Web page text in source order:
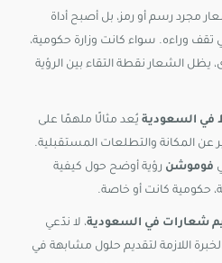
مجرد رسم أو رمز، بل أصبح أداة
تقف وراءه. سواء كانت وزارة حكومية،
يظل الشعار نقطة التقاء بين الرؤية
في السعودية يُعد مثالًا ملهمًا على
عن المكانة والتطلعات المستقبلية.
فوموشن رؤية أوضح حول كيفية
حكومية كانت أو خاصة.
شعارات في السعودية، لا ندّعي
اللازمة لتقديم حلول مشابهة في